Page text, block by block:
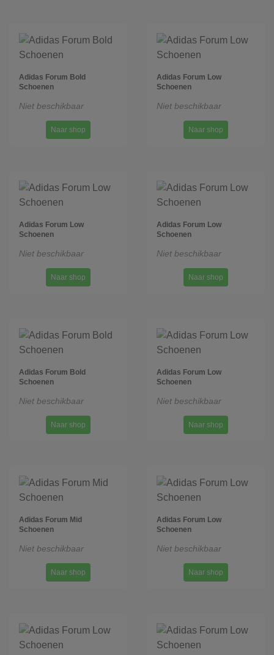
Adidas Forum Bold
Schoenen
Niet beschikbaar
Naar shop
Adidas Forum Low
Schoenen
Niet beschikbaar
Naar shop
Adidas Forum Low
Schoenen
Niet beschikbaar
Naar shop
Adidas Forum Low
Schoenen
Niet beschikbaar
Naar shop
Adidas Forum Bold
Schoenen
Niet beschikbaar
Naar shop
Adidas Forum Low
Schoenen
Niet beschikbaar
Naar shop
Adidas Forum Mid
Schoenen
Niet beschikbaar
Naar shop
Adidas Forum Low
Schoenen
Niet beschikbaar
Naar shop